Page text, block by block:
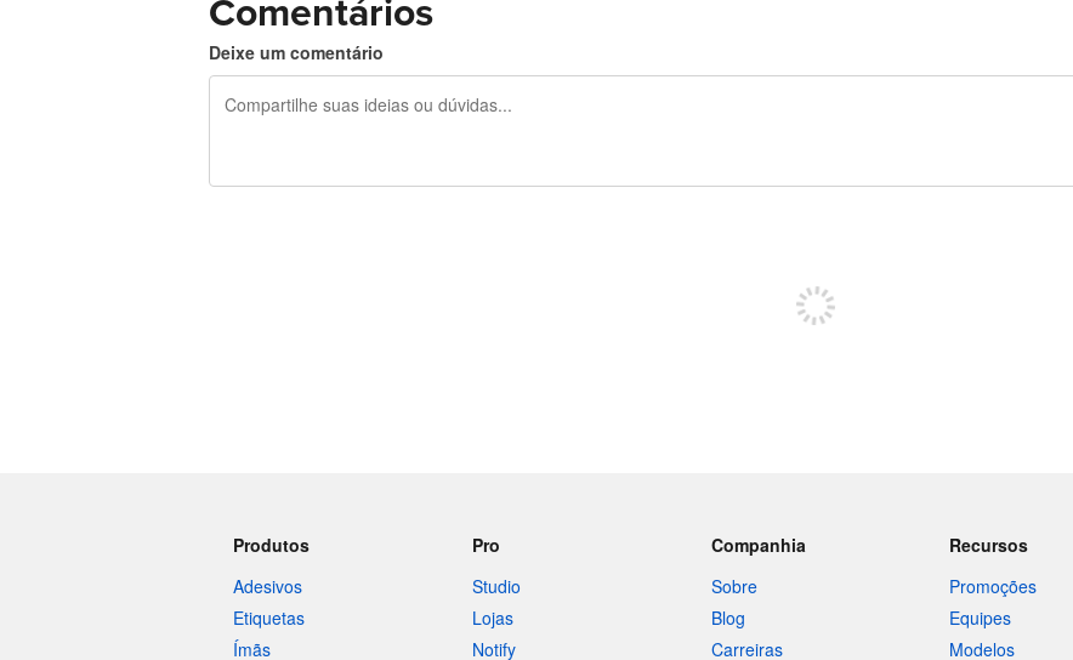
Comentários
Deixe um comentário
Produtos
Adesivos
Etiquetas
Ímãs
Pro
Studio
Lojas
Notify
Companhia
Sobre
Blog
Carreiras
Recursos
Promoções
Equipes
Modelos